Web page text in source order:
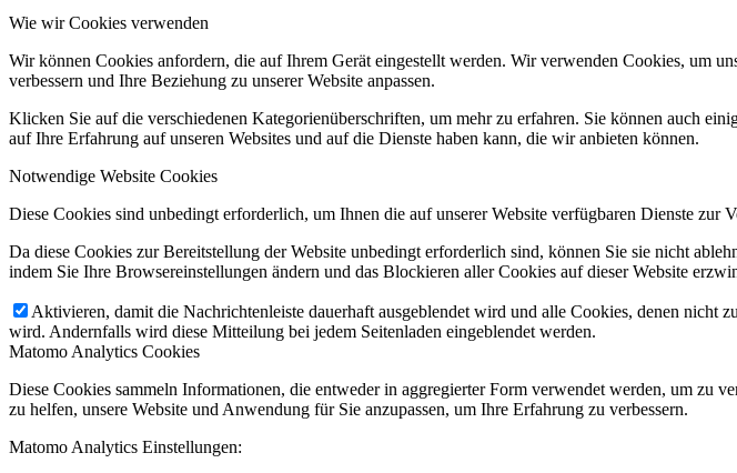
Wie wir Cookies verwenden
Wir können Cookies anfordern, die auf Ihrem Gerät eingestellt werden. Wir verwenden Cookies, um
verbessern und Ihre Beziehung zu unserer Website anpassen.
Klicken Sie auf die verschiedenen Kategorienüberschriften, um mehr zu erfahren. Sie können auch
auf Ihre Erfahrung auf unseren Websites und auf die Dienste haben kann, die wir anbieten können.
Notwendige Website Cookies
Diese Cookies sind unbedingt erforderlich, um Ihnen die auf unserer Website verfügbaren Dienste zur
Da diese Cookies zur Bereitstellung der Website unbedingt erforderlich sind, können Sie sie nicht
indem Sie Ihre Browsereinstellungen ändern und das Blockieren aller Cookies auf dieser Website
Aktivieren, damit die Nachrichtenleiste dauerhaft ausgeblendet wird und alle Cookies, denen nicht
wird. Andernfalls wird diese Mitteilung bei jedem Seitenladen eingeblendet werden.
Matomo Analytics Cookies
Diese Cookies sammeln Informationen, die entweder in aggregierter Form verwendet werden, um zu
zu helfen, unsere Website und Anwendung für Sie anzupassen, um Ihre Erfahrung zu verbessern.
Matomo Analytics Einstellungen: